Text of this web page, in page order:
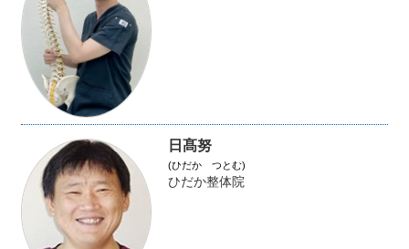
日髙努
(ひだか つとむ)
ひだか整体院